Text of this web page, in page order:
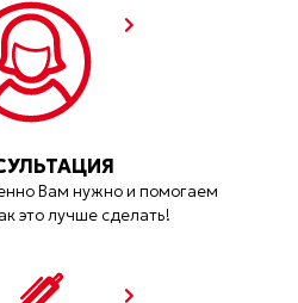
Вам нужно и помогаем
это лучше сделать!